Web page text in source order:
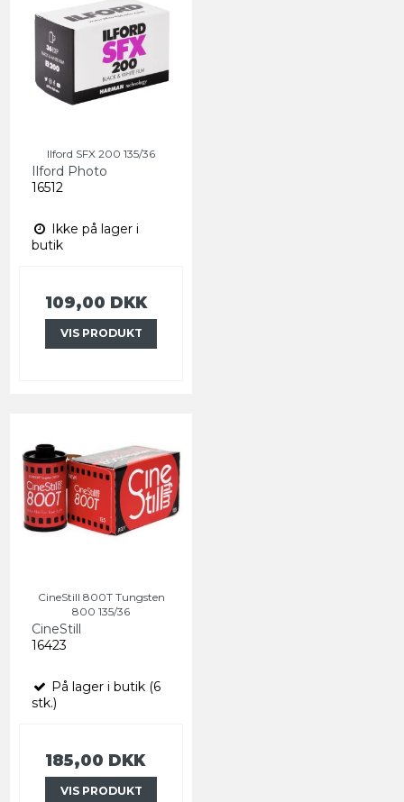
Ilford SFX 200 135/36
Ilford Photo
16512
Ikke på lager i
butik
109,00 DKK
VIS PRODUKT
CineStill 800T Tungsten
800 135/36
CineStill
16423
På lager i butik (6
stk.)
185,00 DKK
VIS PRODUKT